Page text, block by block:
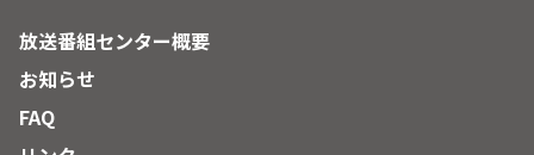
放送番組センター概要
お知らせ
FAQ